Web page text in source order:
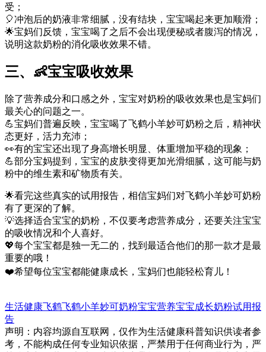
受；
🎈冲泡后的奶液非常细腻，没有结块，宝宝喝起来更加顺滑；
🌟宝妈们反馈，宝宝喝了之后不会出现便秘或者腹泻的情况，
说明这款奶粉的消化吸收效果不错。
三、👶宝宝吸收效果
除了营养成分和口感之外，宝宝对奶粉的吸收效果也是宝妈们
最关心的问题之一。
💪宝妈们普遍反映，宝宝喝了飞鹤小羊妙可奶粉之后，精神状
态更好，活力充沛；
👀有的宝宝还出现了身高增长明显、体重增加平稳的现象；
💪部分宝妈提到，宝宝的皮肤变得更加光滑细腻，这可能与奶
粉中的维生素和矿物质有关。
🌟看完这些真实的试用报告，相信宝妈们对飞鹤小羊妙可奶粉
有了更深的了解。
💡选择适合宝宝的奶粉，不仅要考虑营养成分，还要关注宝宝
的吸收情况和个人喜好。
💖每个宝宝都是独一无二的，找到最适合他们的那一款才是最
重要的哦！
❤️希望每位宝宝都能健康成长，宝妈们也能轻松育儿！
生活健康飞鹤飞鹤小羊妙可奶粉宝宝营养宝宝成长奶粉试用报
告
声明：内容均源自互联网，仅作为生活健康科普知识供读者参
考，不能构成任何专业知识依据，严禁用于任何商业行为，严